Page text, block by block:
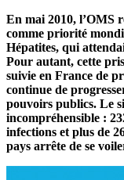
En mai 2010, l’OMS
comme priorité
Hépatites, qui
Pour autant, cette
suivie en France de
continue de
pouvoirs publics. Le
incompréhensible :
infections et plus de
pays arrête de se